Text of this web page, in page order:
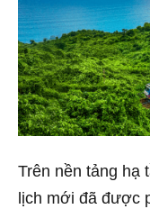
Trên nền tảng hạ
lịch mới đã được